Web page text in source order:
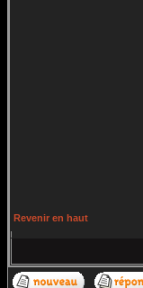
Revenir en haut